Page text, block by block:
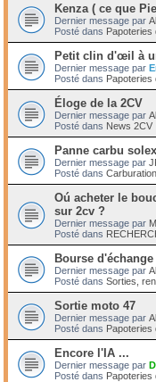
Kenza ( ce que
Dernier message par
Posté dans Papoteries
Petit clin d'œil à
Dernier message par
Posté dans Papoteries
Éloge de la 2CV
Dernier message par
Posté dans News 2CV
Panne carbu
Dernier message par
Posté dans
Oú acheter le
sur 2cv ?
Dernier message par
Posté dans
Bourse d'échange
Dernier message par
Posté dans Sorties,
Sortie moto 47
Dernier message par
Posté dans Papoteries
Encore l'IA ...
Dernier message par
Posté dans Papoteries